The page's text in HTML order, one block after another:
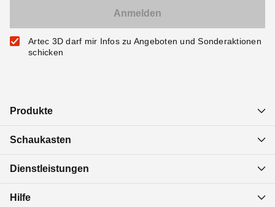
Artec 3D darf mir Infos zu Angeboten und Sonderaktionen
schicken
Produkte
Schaukasten
Dienstleistungen
Hilfe